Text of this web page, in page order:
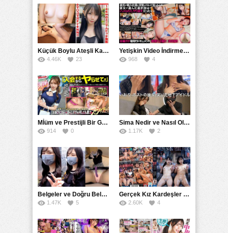
Küçük Boylu Ateşli Karakter: Nandinin Hassas Uçuklu Memeleri ve Sahneleri
4.46K 23
Yetişkin Video İndirme Siteleri Grubu: Şefkatli Patron ve Sekreterin Aşk Hikayesi: Prestijli Bir Son
968 4
Mİüm ve Prestijli Bir Gecenin Sırları: Gizemli Bir Kadın ve Mükemmel Bir Macera
914 0
Sima Nedir ve Nasıl Oluşur
1.17K 2
Belgeler ve Doğru Belgelendirmede DOCS’in Önemi
1.47K 5
Gerçek Kız Kardeşler hipnoz ve zihin kontrolü altında liebe阴茎 için yalvaran kızlar: Mısakı Nemıne Mına Hınano
2.60K 4